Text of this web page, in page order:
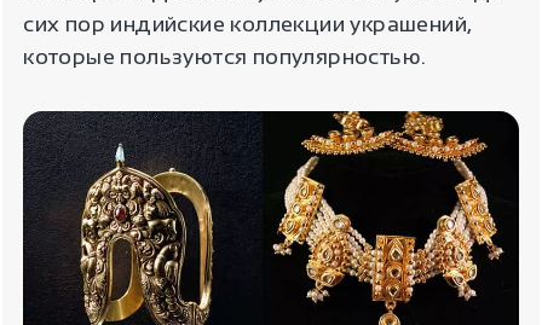
сих пор индийские коллекции украшений,
которые пользуются популярностью.